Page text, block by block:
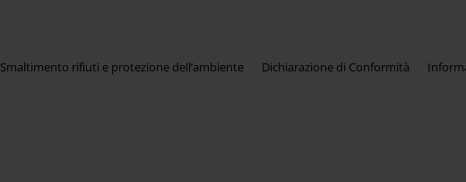
Smaltimento rifiuti e protezione dell’ambiente Dichiarazione di Conformità